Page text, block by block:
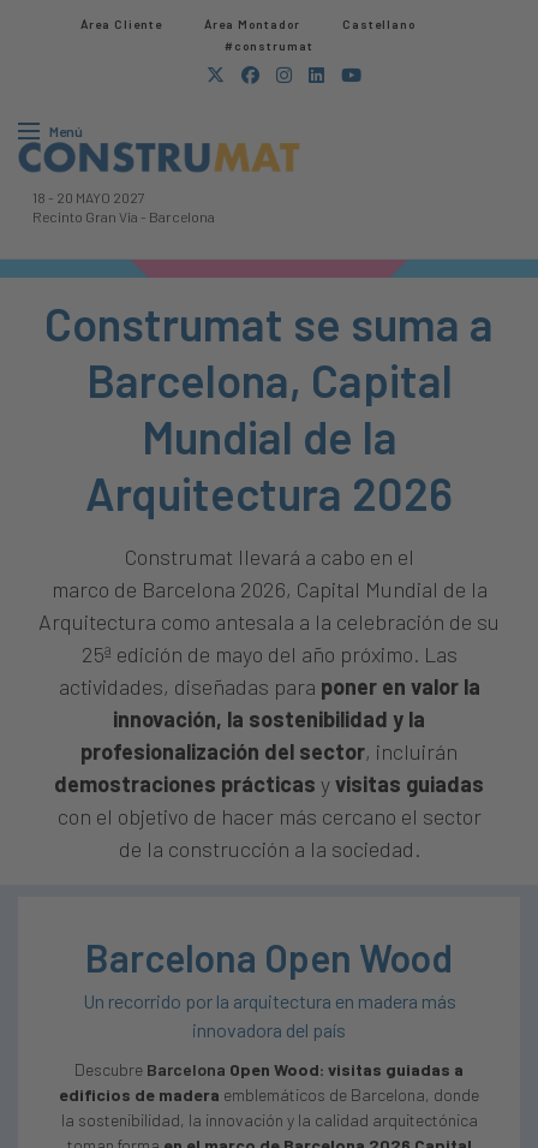
Área Cliente Área Montador
Castellano
#construmat
Menú
18 - 20 MAYO 2027
Recinto Gran Via - Barcelona
Construmat se suma a
Barcelona, Capital
Mundial de la
Arquitectura 2026
Construmat llevará a cabo en el
marco de Barcelona 2026, Capital Mundial de la
Arquitectura como antesala a la celebración de su
25ª edición de mayo del año próximo. Las
actividades, diseñadas para poner en valor la
innovación, la sostenibilidad y la
profesionalización del sector, incluirán
demostraciones prácticas yvisitas guiadas
con el objetivo de hacer más cercano el sector
de la construcción a la sociedad.
Barcelona Open Wood
Un recorrido por la arquitectura en madera más
innovadora del país
Descubre Barcelona Open Wood: visitas guiadas a
edificios de madera emblemáticos de Barcelona, donde
la sostenibilidad, la innovación y la calidad arquitectónica